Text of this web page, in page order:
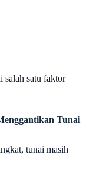
salah satu faktor
Tunai
tunai masih